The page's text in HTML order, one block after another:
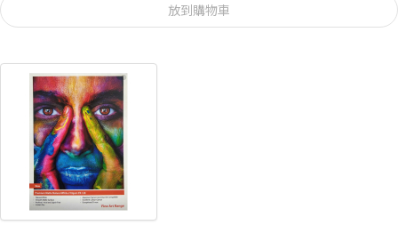
放到購物車